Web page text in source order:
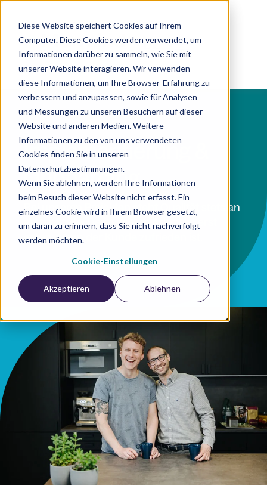
Diese Website speichert Cookies auf Ihrem
Computer. Diese Cookies werden verwendet, um
Informationen darüber zu sammeln, wie Sie mit
unserer Website interagieren. Wir verwenden
diese Informationen, um Ihre Browser-Erfahrung zu
verbessern und anzupassen, sowie für Analysen
und Messungen zu unseren Besuchern auf dieser
Website und anderen Medien. Weitere
Informationen zu den von uns verwendeten
Cookies finden Sie in unseren
Datenschutzbestimmungen.
Wenn Sie ablehnen, werden Ihre Informationen
beim Besuch dieser Website nicht erfasst. Ein
einzelnes Cookie wird in Ihrem Browser gesetzt,
um daran zu erinnern, dass Sie nicht nachverfolgt
werden möchten.
Cookie-Einstellungen
Akzeptieren Ablehnen
DE
Implementierung &
Onboarding
Bei unseren Projekten steht Qualität stets an
erster Stelle: Denn unsere Arbeit ist erst
getan, wenn der Kunde zufrieden ist.